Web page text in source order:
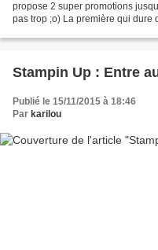
propose 2 super promotions
pas trop ;o) La première qui dure
Stampin Up : Entre
Publié le 15/11/2015 à 18:46
Par karilou